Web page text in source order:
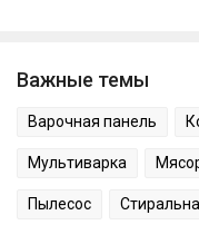
Важные темы
Варочная панель
Мультиварка
Пылесос